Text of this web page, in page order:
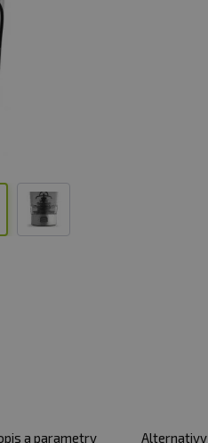
a parametry Alternativy